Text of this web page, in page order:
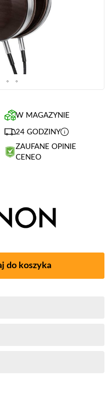
W MAGAZYNIE
24 GODZINY
ZAUFANE OPINIE
CENEO
do koszyka